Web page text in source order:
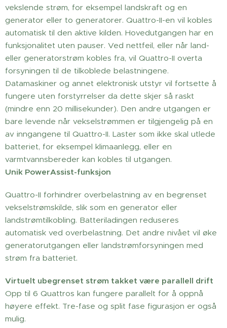
vekslende strøm, for eksempel landskraft og en
generator eller to generatorer. Quattro-II-en vil kobles
automatisk til den aktive kilden. Hovedutgangen har en
funksjonalitet uten pauser. Ved nettfeil, eller når land-
eller generatorstrøm kobles fra, vil Quattro-II overta
forsyningen til de tilkoblede belastningene.
Datamaskiner og annet elektronisk utstyr vil fortsette å
fungere uten forstyrrelser da dette skjer så raskt
(mindre enn 20 millisekunder). Den andre utgangen er
bare levende når vekselstrømmen er tilgjengelig på en
av inngangene til Quattro-II. Laster som ikke skal utlede
batteriet, for eksempel klimaanlegg, eller en
varmtvannsbereder kan kobles til utgangen.
Unik PowerAssist-funksjon
Quattro-II forhindrer overbelastning av en begrenset
vekselstrømskilde, slik som en generator eller
landstrømtilkobling. Batteriladingen reduseres
automatisk ved overbelastning. Det andre nivået vil øke
generatorutgangen eller landstrømforsyningen med
strøm fra batteriet.
Virtuelt ubegrenset strøm takket være parallell drift
Opp til 6 Quattros kan fungere parallelt for å oppnå
høyere effekt. Tre-fase og split fase figurasjon er også
mulig.